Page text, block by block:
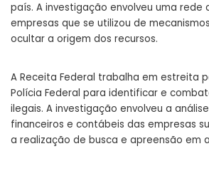
país. A investigação envolveu uma rede
empresas que se utilizou de
ocultar a origem dos recursos.
A Receita Federal trabalha em estreita
Polícia Federal para identificar e
ilegais. A investigação envolveu a
financeiros e contábeis das empresas
a realização de busca e apreensão em